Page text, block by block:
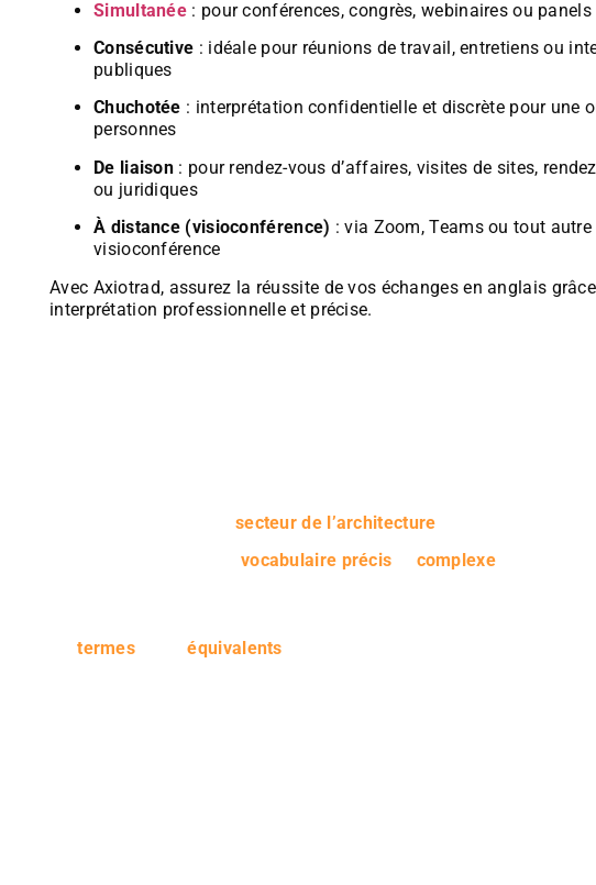
Simultanée : pour conférences, congrès, webinaires ou
Consécutive : idéale pour réunions de travail, entretiens ou
publiques
Chuchotée : interprétation confidentielle et discrète pour une
personnes
De liaison : pour rendez-vous d’affaires, visites de sites,
ou juridiques
À distance (visioconférence) : via Zoom, Teams ou tout
visioconférence
Avec Axiotrad, assurez la réussite de vos échanges en anglais
interprétation professionnelle et précise.
secteur de l’architecture
vocabulaire précis complexedemandant
lestermes et leséquivalents